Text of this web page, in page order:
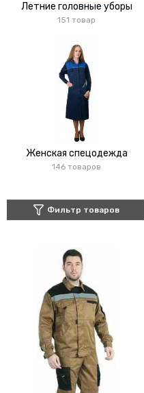
Летние головные уборы
151 товар
Женская спецодежда
146 товаров
Фильтр товаров